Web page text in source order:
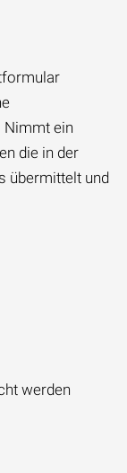
Nimmt ein
die in der
übermittelt und
werden